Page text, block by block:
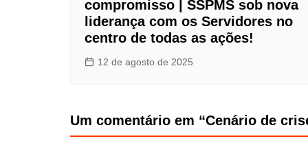
compromisso | SSPMS sob nova
liderança com os Servidores no
centro de todas as ações!
12 de agosto de 2025
Um comentário em “Cenário de